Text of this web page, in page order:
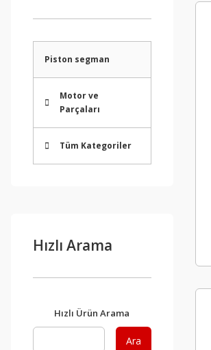
Piston segman
Motor ve
Parçaları
Tüm Kategoriler
Hızlı Arama
Hızlı Ürün Arama
Ara